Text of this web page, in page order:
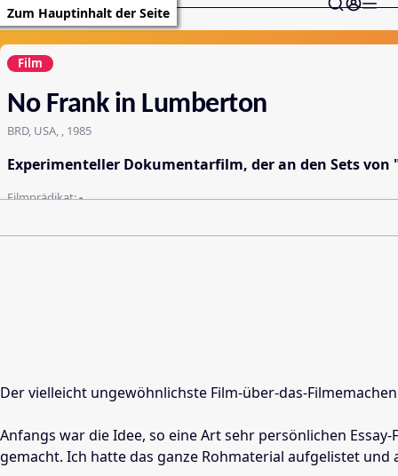
Zum Hauptinhalt der Seite
Film
No Frank in Lumberton
BRD, USA, , 1985
Experimenteller Dokumentarfilm, der an den Sets
Filmprädikat:-
Der vielleicht ungewöhnlichste Film-über-das-
Anfangs war die Idee, so eine Art sehr persönlichen
gemacht. Ich hatte das ganze Rohmaterial aufgelistet